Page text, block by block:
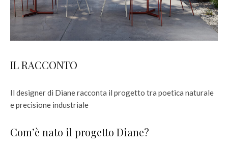
IL RACCONTO
Il designer di Diane racconta il progetto tra poetica naturale
e precisione industriale
Com’è nato il progetto Diane?